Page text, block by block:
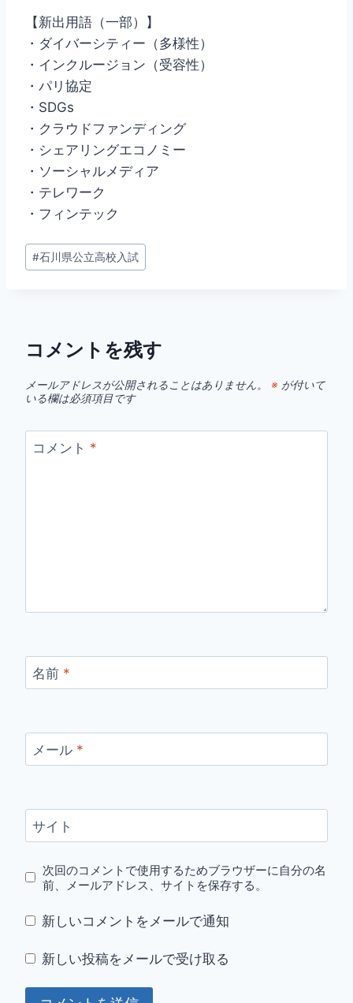
【新出用語（一部）】
・ダイバーシティー（多様性）
・インクルージョン（受容性）
・パリ協定
・SDGs
・クラウドファンディング
・シェアリングエコノミー
・ソーシャルメディア
・テレワーク
・フィンテック
投
稿
#石川県公立高校入試
コメントを残す
メールアドレスが公開されることはありません。 ※ が付いて
いる欄は必須項目です
コメント *
名前 *
メール *
サイト
次回のコメントで使用するためブラウザーに自分の名
前、メールアドレス、サイトを保存する。
新しいコメントをメールで通知
新しい投稿をメールで受け取る